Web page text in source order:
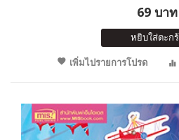
69 บาท
หยิบใส่ตะก
เพิ่มไปรายการโปรด